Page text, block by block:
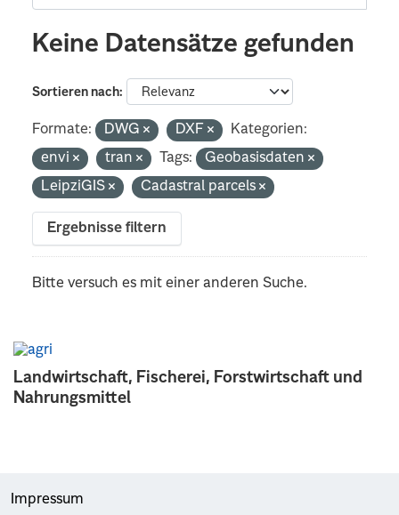
Landwirtschaft, Fischerei, Forstwirtschaft und
Nahrungsmittel
Keine Datensätze gefunden
Sortieren nach
Formate: DWG DXF
Kategorien:
envi
tran Tags:
Geobasisdaten
LeipziGIS
Cadastral parcels
Ergebnisse filtern
Bitte versuch es mit einer anderen Suche.
Impressum